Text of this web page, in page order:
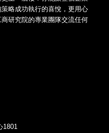
略成功執行的喜悅，更用心
研究院的專業團隊交流任何
1801